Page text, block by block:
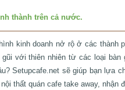
thành trên cả nước.
kinh doanh nở rộ ở các thành
gũi với thiên nhiên từ các loại
Setupcafe.net sẽ giúp bạn lựa
thất quán cafe take away, nhận